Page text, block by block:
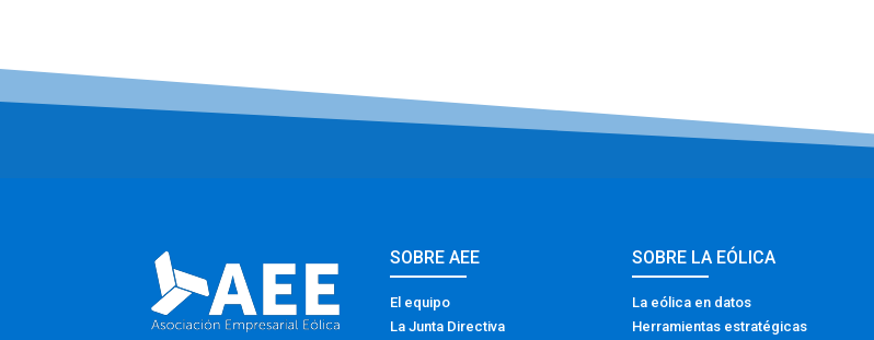
SOBRE AEE
El equipo
La Junta Directiva
SOBRE LA EÓLICA
La eólica en datos
Herramientas estratégicas